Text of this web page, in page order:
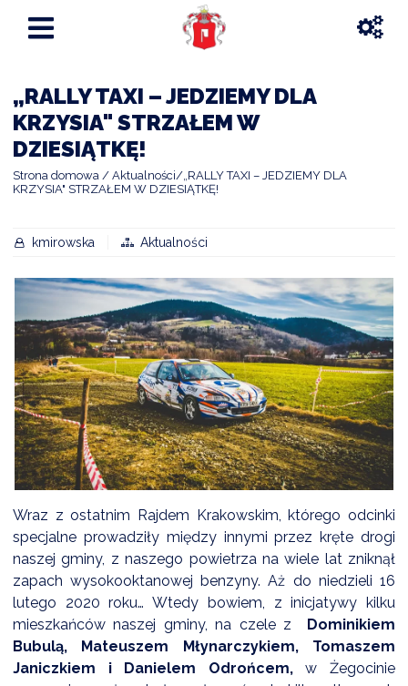
OBSŁUGI
„RALLY TAXI – JEDZIEMY DLA
KRZYSIA" STRZAŁEM W
DZIESIĄTKĘ!
Strona domowa Aktualności
„RALLY TAXI – JEDZIEMY DLA
KRZYSIA" STRZAŁEM W DZIESIĄTKĘ!
kmirowska Aktualności
Wraz z ostatnim Rajdem Krakowskim, którego odcinki
specjalne prowadziły między innymi przez kręte drogi
naszej gminy, z naszego powietrza na wiele lat zniknął
zapach wysokooktanowej benzyny. Aż do niedzieli 16
lutego 2020 roku… Wtedy bowiem, z inicjatywy kilku
mieszkańców naszej gminy, na czele z
Dominikiem
Bubulą, Mateuszem Młynarczykiem, Tomaszem
Janiczkiem i Danielem Odrońcem,w Żegocinie